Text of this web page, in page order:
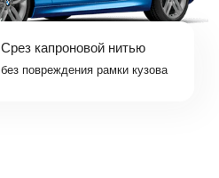
Срез капроновой нитью
без повреждения рамки кузова